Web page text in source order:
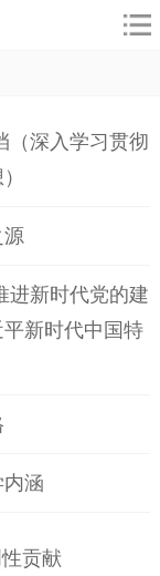
（深入学习贯彻
源
进新时代党的建
新时代中国特
涵
贡献